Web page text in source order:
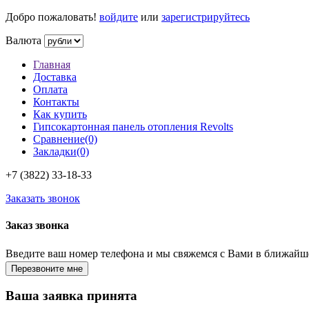
Добро пожаловать! войдите или зарегистрируйтесь
Валюта
Главная
Доставка
Оплата
Контакты
Как купить
Гипсокартонная панель отопления Revolts
Сравнение(0)
Закладки(0)
+7 (3822) 33-18-33
Заказать звонок
Заказ звонка
Введите ваш номер телефона и мы свяжемся с Вами в
Ваша заявка принята